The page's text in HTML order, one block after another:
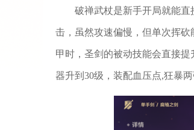
破禅武杖是新手开局就能
击，虽然攻速偏慢，但单次挥
甲时，圣剑的被动技能会直接
器升到30级，装配血压点,狂暴